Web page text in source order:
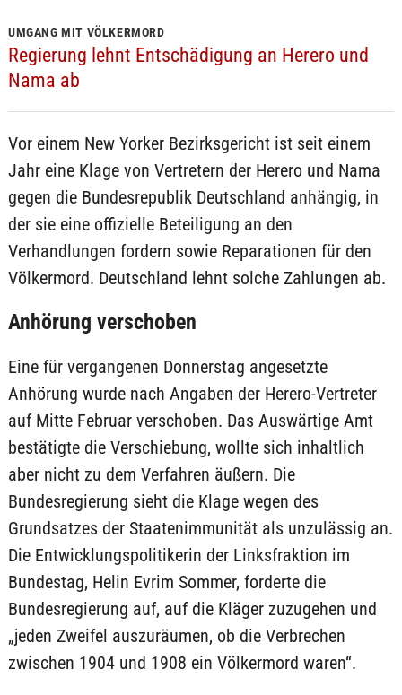
UMGANG MIT VÖLKERMORD
Regierung lehnt Entschädigung an Herero und
Nama ab
Vor einem New Yorker Bezirksgericht ist seit einem
Jahr eine Klage von Vertretern der Herero und Nama
gegen die Bundesrepublik Deutschland anhängig, in
der sie eine offizielle Beteiligung an den
Verhandlungen fordern sowie Reparationen für den
Völkermord. Deutschland lehnt solche Zahlungen ab.
Anhörung verschoben
Eine für vergangenen Donnerstag angesetzte
Anhörung wurde nach Angaben der Herero-Vertreter
auf Mitte Februar verschoben. Das Auswärtige Amt
bestätigte die Verschiebung, wollte sich inhaltlich
aber nicht zu dem Verfahren äußern. Die
Bundesregierung sieht die Klage wegen des
Grundsatzes der Staatenimmunität als unzulässig an.
Die Entwicklungspolitikerin der Linksfraktion im
Bundestag, Helin Evrim Sommer, forderte die
Bundesregierung auf, auf die Kläger zuzugehen und
„jeden Zweifel auszuräumen, ob die Verbrechen
zwischen 1904 und 1908 ein Völkermord waren“.